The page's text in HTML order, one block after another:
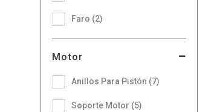
Faro (2)
Motor
Anillos Para Pistón (7)
Soporte Motor (5)